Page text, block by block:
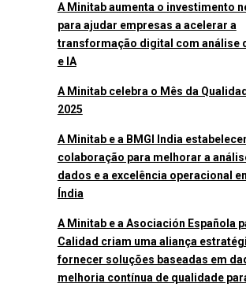
A Minitab aumenta o investimento
para ajudar empresas a acelerar a
transformação digital com análise
e IA
A Minitab celebra o Mês da
2025
A Minitab e a BMGI India
colaboração para melhorar a
dados e a excelência operacional
Índia
A Minitab e a Asociación Española
Calidad criam uma aliança
fornecer soluções baseadas em
melhoria contínua de qualidade